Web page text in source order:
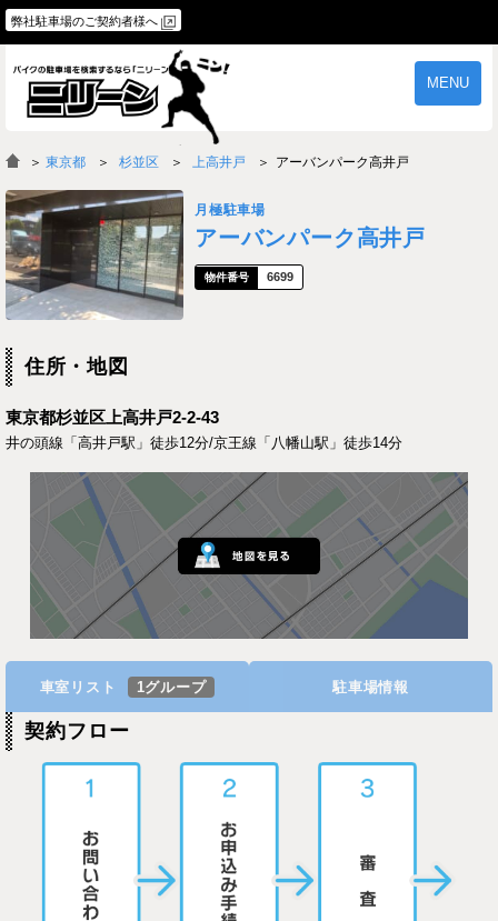
弊社駐車場のご契約者様へ
MENU
物件一覧 ご契約の流れ
よくあるご質問
＞ 東京都 杉並区 上高井戸 アーバンパーク高井戸
月極駐車場
アーバンパーク高井戸
6699
住所・地図
東京都杉並区上高井戸2-2-43
井の頭線「高井戸駅」徒歩12分/京王線「八幡山駅」徒歩14分
車室リスト 1グループ 駐車場情報
契約フロー